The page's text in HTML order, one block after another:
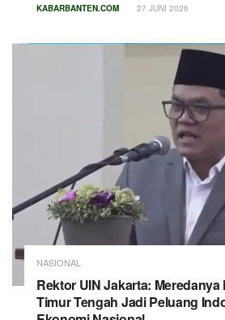
KABARBANTEN.COM 27 JUNI 2026
NASIONAL
Rektor UIN Jakarta:
Timur Tengah Jadi Peluang